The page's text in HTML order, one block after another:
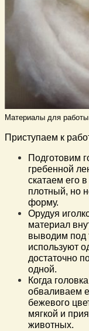
Материалы для работы
Приступаем к
Подготовим
гребенной
скатаем его
плотный, но
форму.
Орудуя
материал
выводим под
используют
достаточно
одной.
Когда
обваливаем
бежевого
мягкой и
животных.